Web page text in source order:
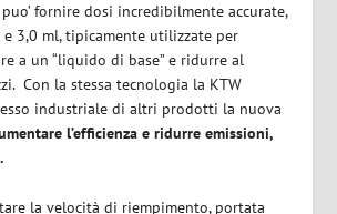
fornire dosi incredibilmente accurate,
e 3,0 ml, tipicamente utilizzate per
a un “liquido di base” e ridurre al
Con la stessa tecnologia la KTW
industriale di altri prodotti la nuova
l’efficienza e ridurre emissioni,
la velocità di riempimento, portata